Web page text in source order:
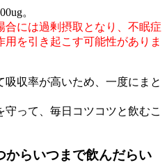
。
合には過剰摂取となり、不眠症
を引き起こす可能性がありま
収率が高いため、一度にまと
って、毎日コツコツと飲むこ
からいつまで飲んだらい